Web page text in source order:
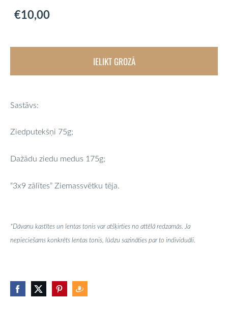
€10,00
IELIKT GROZĀ
Sastāvs:
Ziedputekšņi 75g;
Dažādu ziedu medus 175g;
“3x9 zālītes” Ziemassvētku tēja.
*Dāvanu kastītes un lentas tonis var atšķirties no attēlā redzamās. Ja
nepieciešams konkrēts lentas tonis, lūdzu sazināties par to individuāli.